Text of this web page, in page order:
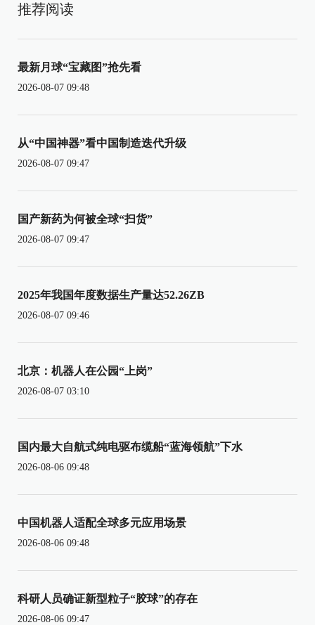
推荐阅读
最新月球“宝藏图”抢先看
2026-08-07 09:48
从“中国神器”看中国制造迭代升级
2026-08-07 09:47
国产新药为何被全球“扫货”
2026-08-07 09:47
2025年我国年度数据生产量达52.26ZB
2026-08-07 09:46
北京：机器人在公园“上岗”
2026-08-07 03:10
国内最大自航式纯电驱布缆船“蓝海领航”下水
2026-08-06 09:48
中国机器人适配全球多元应用场景
2026-08-06 09:48
科研人员确证新型粒子“胶球”的存在
2026-08-06 09:47